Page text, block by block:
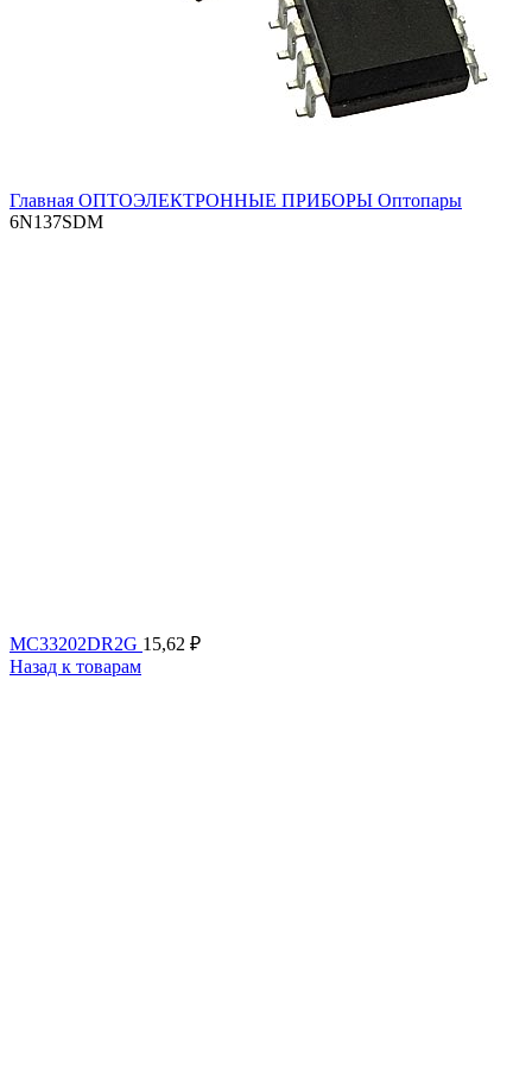
Главная ОПТОЭЛЕКТРОННЫЕ ПРИБОРЫ Оптопары
6N137SDM
MC33202DR2G 15,62 ₽
Назад к товарам